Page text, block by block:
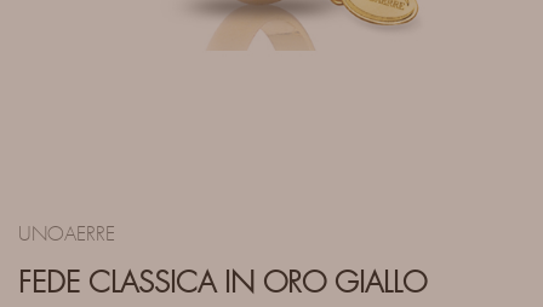
UNOAERRE
FEDE CLASSICA IN ORO GIALLO